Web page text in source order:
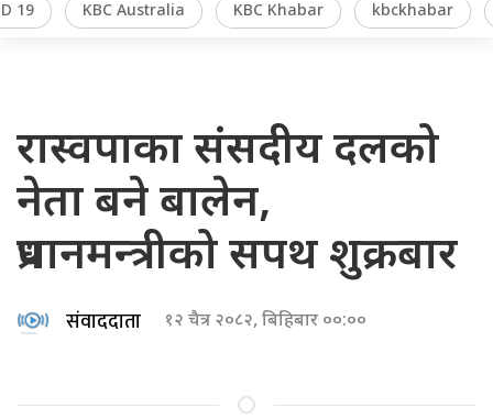
19 KBC Australia KBC Khabar kbckhabar
रास्वपाका संसदीय दलको
नेता बने बालेन,
प्रधानमन्त्रीको सपथ शुक्रबार
संवाददाता १२ चैत्र २०८२, बिहिबार ००:००